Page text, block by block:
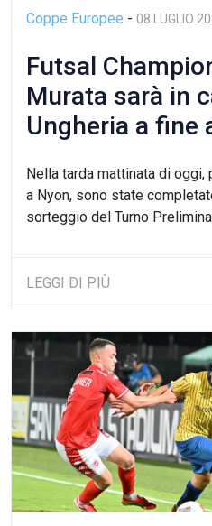
Coppe Europee - 08 LUGLIO
Futsal
Murata sarà in
Ungheria a fine
Nella tarda mattinata di
a Nyon, sono state
sorteggio del Turno
LEGGI DI PIÙ